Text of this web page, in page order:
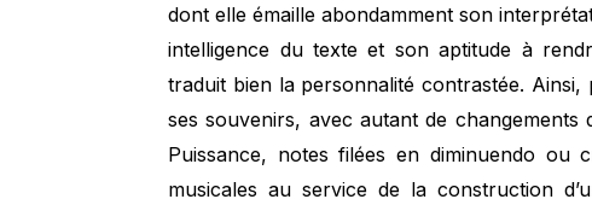
dont elle émaille abondamment son
intelligence du texte et son aptitude à
traduit bien la personnalité contrastée.
ses souvenirs, avec autant de changements
Puissance, notes filées en diminuendo ou
musicales au service de la construction